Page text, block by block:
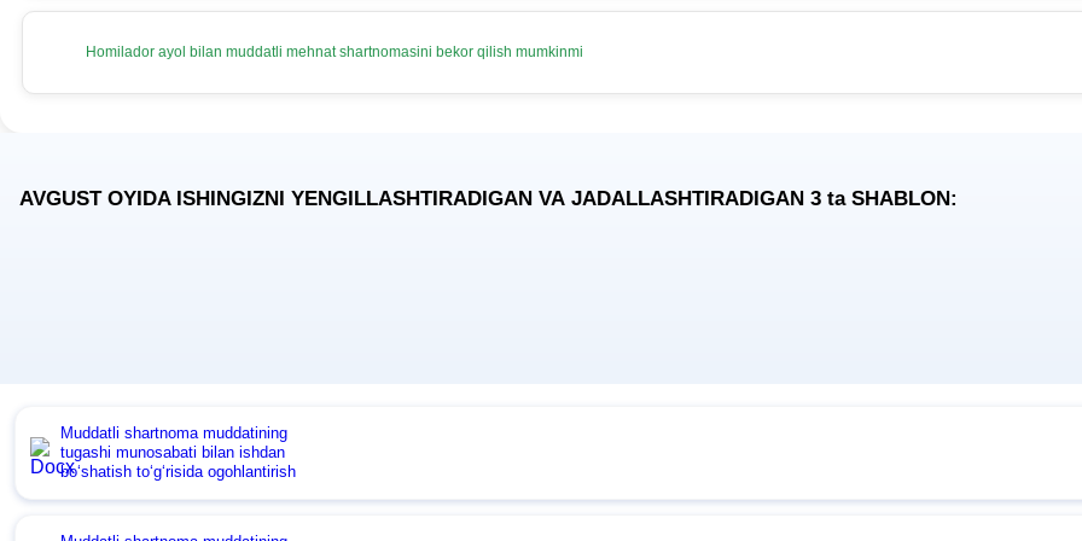
Homilador ayol bilan muddatli mehnat shartnomasini bekor qilish mumkinmi
AVGUST OYIDA ISHINGIZNI YENGILLASHTIRADIGAN VA JADALLASHTIRADIGAN 3 taSHABLON:
Muddatli shartnoma muddatining
tugashi munosabati bilan ishdan
boʻshatish toʻgʻrisida ogohlantirish